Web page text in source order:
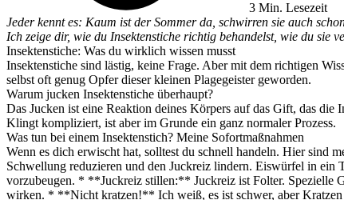
3 Min. Lesezeit
Jeder kennt es: Kaum ist der Sommer da, schwirren sie auch
Ich zeige dir, wie du Insektenstiche richtig behandelst, wie du sie
Insektenstiche: Was du wirklich wissen musst
Insektenstiche sind lästig, keine Frage. Aber mit dem richtigen
selbst oft genug Opfer dieser kleinen Plagegeister geworden.
Warum jucken Insektenstiche überhaupt?
Das Jucken ist eine Reaktion deines Körpers auf das Gift, das
Klingt kompliziert, ist aber im Grunde ein ganz normaler Prozess.
Was tun bei einem Insektenstich? Meine Sofortmaßnahmen
Wenn es dich erwischt hat, solltest du schnell handeln. Hier
Schwellung reduzieren und den Juckreiz lindern. Eiswürfel in
vorzubeugen. * **Juckreiz stillen:** Juckreiz ist Folter. Spezielle
wirken. * **Nicht kratzen!** Ich weiß, es ist schwer, aber